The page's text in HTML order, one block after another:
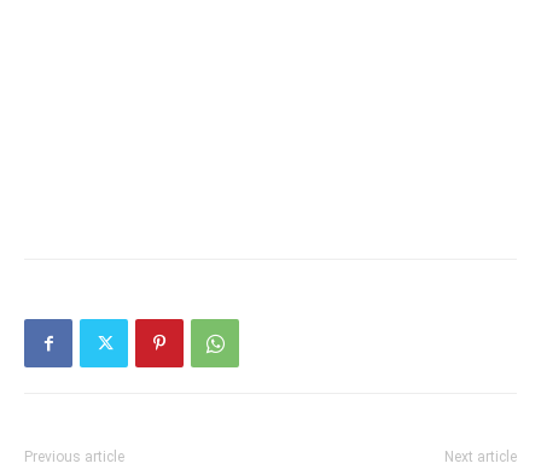
Previous article Next article